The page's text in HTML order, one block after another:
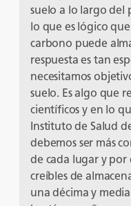
suelo a lo largo del
lo que es lógico
carbono puede
respuesta es tan
necesitamos
suelo. Es algo que
científicos y en lo
Instituto de Salud
debemos ser más
de cada lugar y por
creíbles de
una décima y